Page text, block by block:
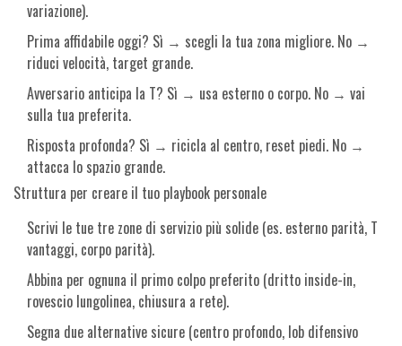
variazione).
Prima affidabile oggi? Sì → scegli la tua zona migliore. No →
riduci velocità, target grande.
Avversario anticipa la T? Sì → usa esterno o corpo. No → vai
sulla tua preferita.
Risposta profonda? Sì → ricicla al centro, reset piedi. No →
attacca lo spazio grande.
Struttura per creare il tuo playbook personale
Scrivi le tue tre zone di servizio più solide (es. esterno parità, T
vantaggi, corpo parità).
Abbina per ognuna il primo colpo preferito (dritto inside-in,
rovescio lungolinea, chiusura a rete).
Segna due alternative sicure (centro profondo, lob difensivo